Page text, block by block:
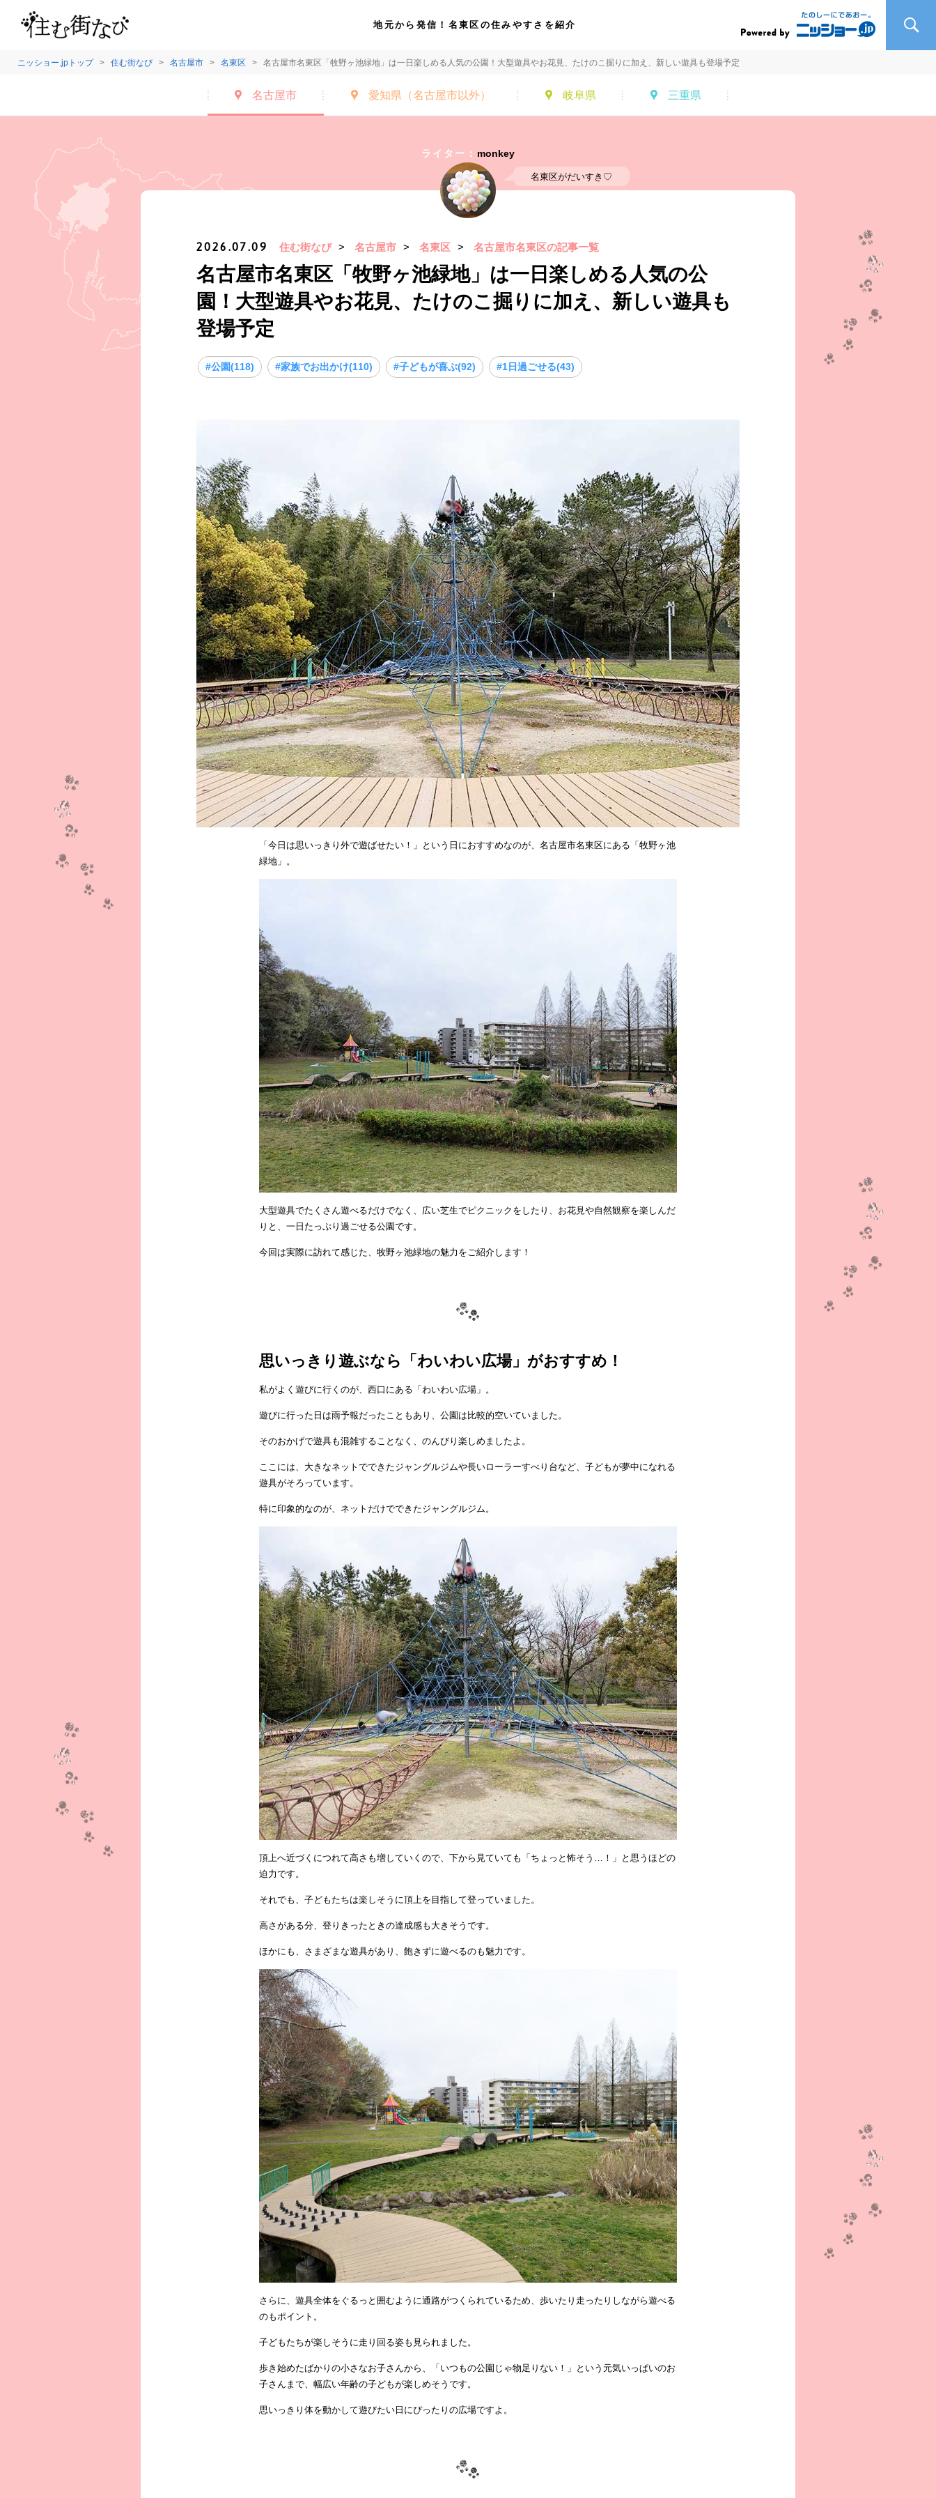
地元から発信！名東区の住みやすさを紹介
ニッショー.jpトップ 住む街なび 名古屋市 名東区 名古屋市名東区「牧野ヶ池緑地」は一日楽しめる人気の公園！大型遊具やお花見、たけのこ掘りに加え、新しい遊具も登場予定
名古屋市 愛知県 （名古屋市以外） 岐阜県 三重県
ライター： monkey
名東区がだいすき♡
2026.07.09 住む街なび > 名古屋市 > 名東区 > 名古屋市名東区の記事一覧
名古屋市名東区「牧野ヶ池緑地」は一日楽しめる人気の公
園！大型遊具やお花見、たけのこ掘りに加え、新しい遊具も
登場予定
#公園(118) #家族でお出かけ(110) #子どもが喜ぶ(92) #1日過ごせる(43)
「今日は思いっきり外で遊ばせたい！」という日におすすめなのが、名古屋市名東区にある「牧野ヶ池
緑地」。
大型遊具でたくさん遊べるだけでなく、広い芝生でピクニックをしたり、お花見や自然観察を楽しんだ
りと、一日たっぷり過ごせる公園です。
今回は実際に訪れて感じた、牧野ヶ池緑地の魅力をご紹介します！
思いっきり遊ぶなら「わいわい広場」がおすすめ！
私がよく遊びに行くのが、西口にある「わいわい広場」。
遊びに行った日は雨予報だったこともあり、公園は比較的空いていました。
そのおかげで遊具も混雑することなく、のんびり楽しめましたよ。
ここには、大きなネットでできたジャングルジムや長いローラーすべり台など、子どもが夢中になれる
遊具がそろっています。
特に印象的なのが、ネットだけでできたジャングルジム。
頂上へ近づくにつれて高さも増していくので、下から見ていても「ちょっと怖そう…！」と思うほどの
迫力です。
それでも、子どもたちは楽しそうに頂上を目指して登っていました。
高さがある分、登りきったときの達成感も大きそうです。
ほかにも、さまざまな遊具があり、飽きずに遊べるのも魅力です。
さらに、遊具全体をぐるっと囲むように通路がつくられているため、歩いたり走ったりしながら遊べる
のもポイント。
子どもたちが楽しそうに走り回る姿も見られました。
歩き始めたばかりの小さなお子さんから、「いつもの公園じゃ物足りない！」という元気いっぱいのお
子さんまで、幅広い年齢の子どもが楽しめそうです。
思いっきり体を動かして遊びたい日にぴったりの広場ですよ。